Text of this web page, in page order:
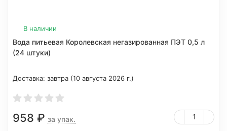
В наличии
Вода питьевая Королевская негазированная ПЭТ 0,5 л
(24 штуки)
Доставка: завтра (10 августа 2026 г.)
958 ₽ за упак.